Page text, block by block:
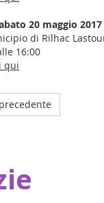
20 maggio 2017
di Rilhac
16:00
qui
euro che consente
ai piccoli